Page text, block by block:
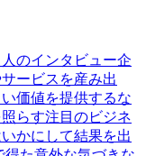
のインタビュー企
ービスを産み出
価値を提供するな
らす注目のビジネ
かにして結果を出